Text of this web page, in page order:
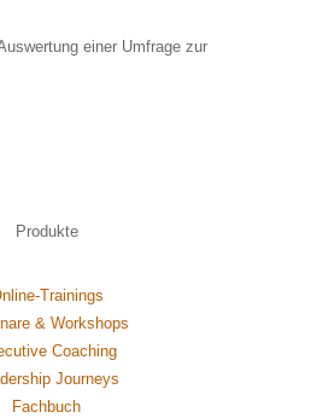
einer Umfrage zur
Produkte
Trainings
& Workshops
Coaching
Journeys
Fachbuch